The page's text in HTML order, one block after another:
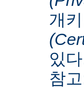
개
있
참